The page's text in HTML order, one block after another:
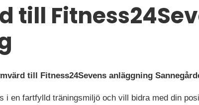
till
till Fitness24Sevens anläggning
i en fartfylld träningsmiljö och vill bidra med din